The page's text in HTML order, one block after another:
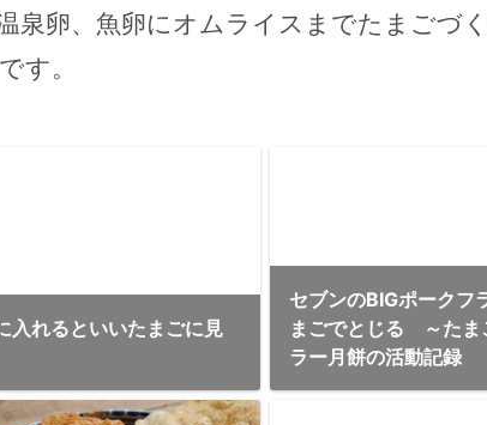
泉卵、魚卵にオムライスまでたまご
す。
入れるといいたまごに見
セブンのBIGポークフ
まごでとじる ～たま
ラー月餅の活動記録